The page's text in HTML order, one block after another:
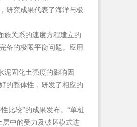
研究成果代表了海洋与极
族关系的速度方程建立的
备的极限平衡问题。应用
泥固化土强度的影响因
的整体性，研发了相应的
比较”的成果发布。“单桩
中的受力及破坏模式进